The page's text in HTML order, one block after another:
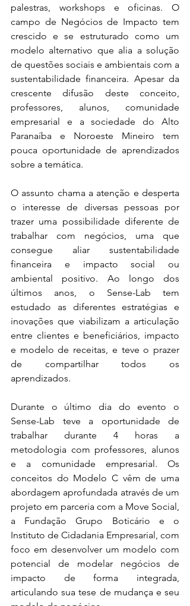
palestras, workshops e oficinas. O
campo de Negócios de Impacto tem
crescido e se estruturado como um
modelo alternativo que alia a solução
de questões sociais e ambientais com a
sustentabilidade financeira. Apesar da
crescente difusão deste conceito,
professores, alunos, comunidade
empresarial e a sociedade do Alto
Paranaíba e Noroeste Mineiro tem
pouca oportunidade de aprendizados
sobre a temática.
O assunto chama a atenção e desperta
o interesse de diversas pessoas por
trazer uma possibilidade diferente de
trabalhar com negócios, uma que
consegue aliar sustentabilidade
financeira e impacto social ou
ambiental positivo. Ao longo dos
últimos anos, o Sense-Lab tem
estudado as diferentes estratégias e
inovações que viabilizam a articulação
entre clientes e beneficiários, impacto
e modelo de receitas, e teve o prazer
de compartilhar todos os
aprendizados.
Durante o último dia do evento o
Sense-Lab teve a oportunidade de
trabalhar durante 4 horas a
metodologia com professores, alunos
e a comunidade empresarial. Os
conceitos do Modelo C vêm de uma
abordagem aprofundada através de um
projeto em parceria com a Move Social,
a Fundação Grupo Boticário e o
Instituto de Cidadania Empresarial, com
foco em desenvolver um modelo com
potencial de modelar negócios de
impacto de forma integrada,
articulando sua tese de mudança e seu